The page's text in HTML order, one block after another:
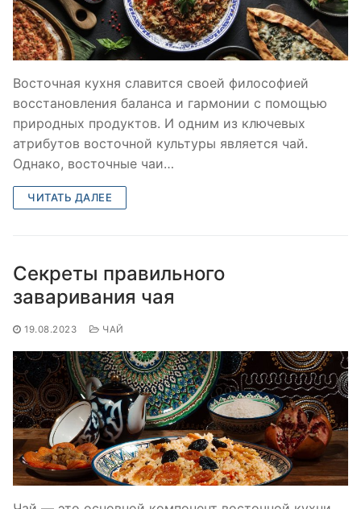
Восточная кухня славится своей философией
восстановления баланса и гармонии с помощью
природных продуктов. И одним из ключевых
атрибутов восточной культуры является чай.
Однако, восточные чаи…
ЧИТАТЬ ДАЛЕЕ
Секреты правильного
заваривания чая
19.08.2023 ЧАЙ